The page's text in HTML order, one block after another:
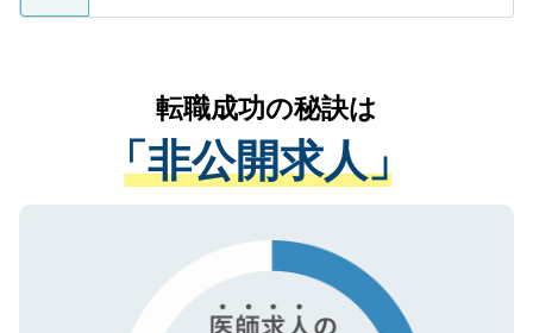
ているすべての個人データはご本人の許可
は、個人情報の取り扱いについての厳密な
管理基準を満たした事業者のみに付与され
る、プライバシーマークを取得済みです。
ご登録いただいた個人情報は、SSL（デー
で、機密保持に関してもご安心ください。
かがいして、現在の医療機関の状況や紹介
経験をまじえながら、適切なアドバイスを
させていただきます。すぐにご転職をされ
ない方には、長期的なサポートが可能です
ので、まずはご登録ください。
転職成功の秘訣は
「非公開求人」